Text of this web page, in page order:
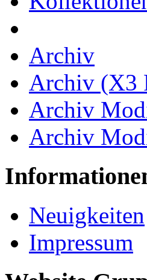
Archiv
Archiv (X3
Archiv
Archiv
Neuigkeiten
Impressum